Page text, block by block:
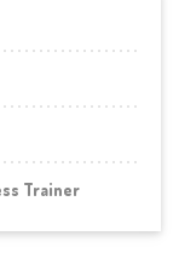
Trainer